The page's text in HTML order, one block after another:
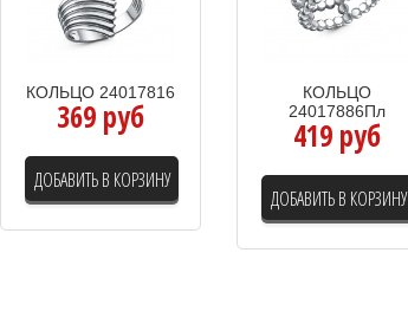
КОЛЬЦО 24017816
369 руб
ДОБАВИТЬ В КОРЗИНУ
КОЛЬЦО
24017886Пл
419 руб
ДОБАВИТЬ В КОРЗИНУ